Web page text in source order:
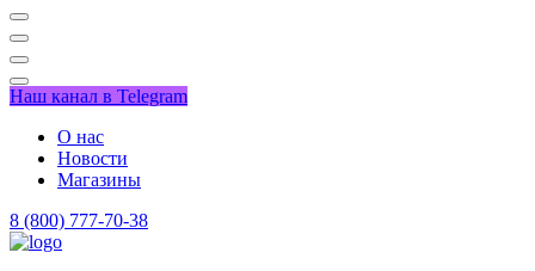
Наш канал в Telegram
О нас
Новости
Магазины
8 (800) 777-70-38